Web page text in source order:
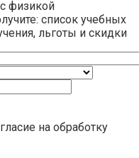
физикой
список учебных
льготы и скидки
на обработку